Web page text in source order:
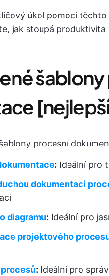
úkol pomocí těchto
jak stoupá produktivita
procesní
: Ideální pro
dokumentaci
diagramu: Ideální pro
projektového
: Ideální pro